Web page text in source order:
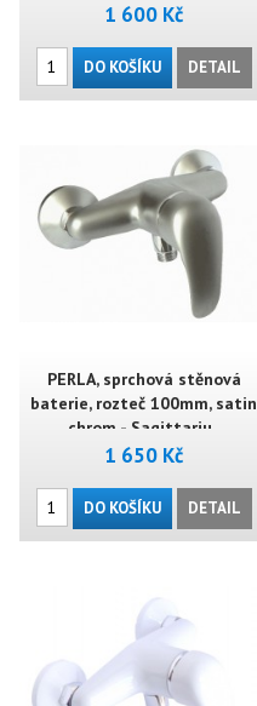
1 600 Kč
DO KOŠÍKU DETAIL
PERLA, sprchová stěnová
baterie, rozteč 100mm, satin
chrom - Sagittariu..
1 650 Kč
DO KOŠÍKU DETAIL